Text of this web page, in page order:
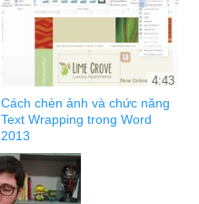
4:43
Cách chèn ảnh và chức năng
Text Wrapping trong Word
2013